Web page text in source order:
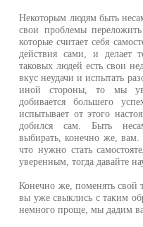
Некоторым людям быть
свои проблемы
которые считает себя
действия сами, и делает
таковых людей есть свои
вкус неудачи и испытать
иной стороны, то мы
добивается большего
испытывает от этого
добился сам. Быть
выбирать, конечно же,
что нужно стать
уверенным, тогда давайте
Конечно же, поменять свой
вы уже свыклись с таким
немного проще, мы дадим